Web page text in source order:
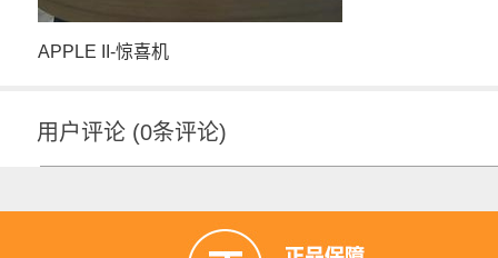
APPLE II-惊喜机
用户评论 (0条评论)